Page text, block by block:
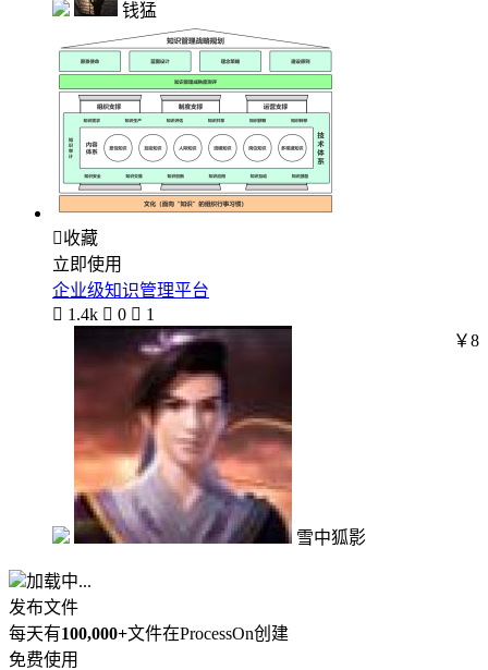
钱猛
收藏
立即使用
企业级知识管理平台
 1.4k  0  1
雪中狐影
￥8
加载中...
发布文件
每天有100,000+文件在ProcessOn创建
免费使用